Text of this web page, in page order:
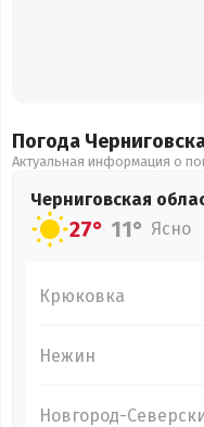
Погода
Актуальная информация о
Черниговская
27° 11° Ясно
Крюковка
Нежин
Новгород-